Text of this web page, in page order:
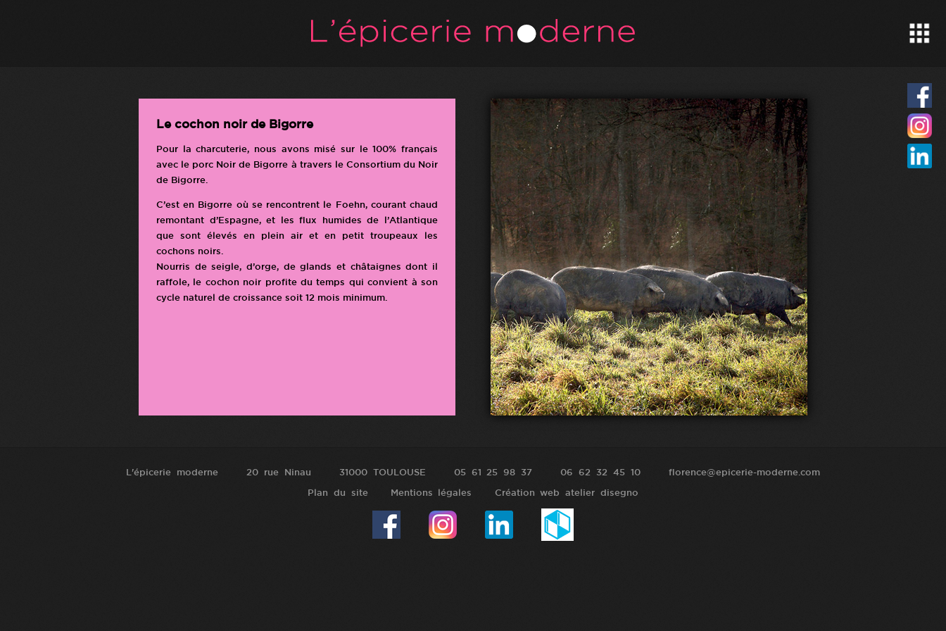
Le cochon noir de Bigorre
Pour la charcuterie, nous avons misé sur le 100% français
avec le porc Noir de Bigorre à travers le Consortium du Noir
de Bigorre.
C’est en Bigorre où se rencontrent le Foehn, courant chaud
remontant d’Espagne, et les flux humides de l’Atlantique
que sont élevés en plein air et en petit troupeaux les
cochons noirs.
Nourris de seigle, d’orge, de glands et châtaignes dont il
raffole, le cochon noir profite du temps qui convient à son
cycle naturel de croissance soit 12 mois minimum.
L'épicerie moderne 20 rue Ninau 31000 TOULOUSE 05 61 25 98 37 06 62 32 45 10 florence@epicerie-moderne.com
Plan du site Mentions légales Création web atelier disegno